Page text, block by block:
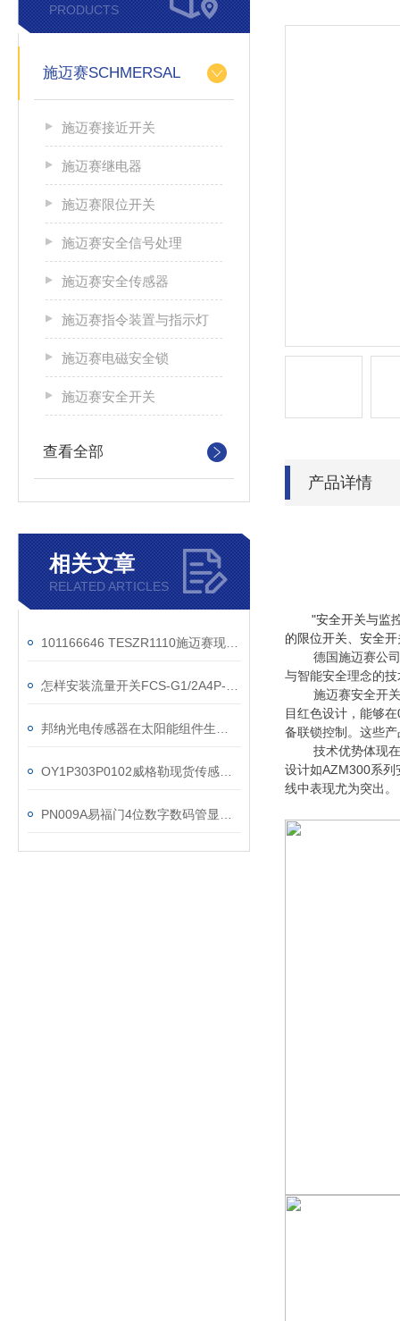
PRODUCTS
施迈赛SCHMERSAL
施迈赛接近开关
施迈赛继电器
施迈赛限位开关
施迈赛安全信号处理
施迈赛安全传感器
施迈赛指令装置与指示灯
施迈赛电磁安全锁
施迈赛安全开关
查看全部
相关文章
RELATED ARTICLES
产品详情
"安全开关与监
的限位开关、安全
德国施迈赛公
与智能安全理念的
施迈赛安全开
目红色设计，能够
备联锁控制。这些
技术优势体现
设计如AZM300系列
线中表现尤为突出。